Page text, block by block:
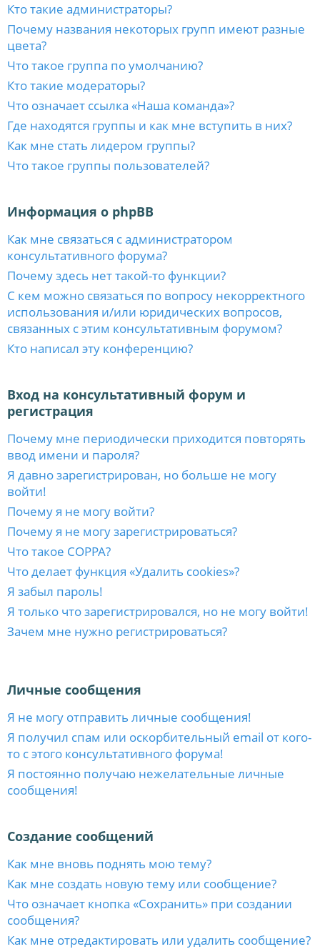
Кто такие администраторы?
Почему названия некоторых групп имеют разные
цвета?
Что такое группа по умолчанию?
Кто такие модераторы?
Что означает ссылка «Наша команда»?
Где находятся группы и как мне вступить в них?
Как мне стать лидером группы?
Что такое группы пользователей?
Информация о phpBB
Как мне связаться с администратором
консультативного форума?
Почему здесь нет такой-то функции?
С кем можно связаться по вопросу некорректного
использования и/или юридических вопросов,
связанных с этим консультативным форумом?
Кто написал эту конференцию?
Вход на консультативный форум и
регистрация
Почему мне периодически приходится повторять
ввод имени и пароля?
Я давно зарегистрирован, но больше не могу
войти!
Почему я не могу войти?
Почему я не могу зарегистрироваться?
Что такое COPPA?
Что делает функция «Удалить cookies»?
Я забыл пароль!
Я только что зарегистрировался, но не могу войти!
Зачем мне нужно регистрироваться?
Личные сообщения
Я не могу отправить личные сообщения!
Я получил спам или оскорбительный email от кого-
то с этого консультативного форума!
Я постоянно получаю нежелательные личные
сообщения!
Создание сообщений
Как мне вновь поднять мою тему?
Как мне создать новую тему или сообщение?
Что означает кнопка «Сохранить» при создании
сообщения?
Как мне отредактировать или удалить сообщение?